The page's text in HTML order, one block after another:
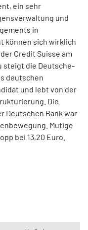
ein sehr
und
in
können sich wirklich
Credit Suisse am
steigt die Deutsche-
deutschen
und lebt von der
Die
Deutschen Bank war
Mutige
bei 13,20 Euro.